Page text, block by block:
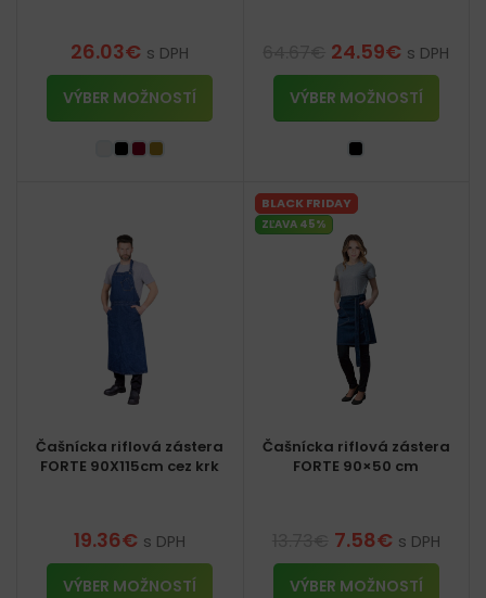
26.03€ s DPH
VÝBER MOŽNOSTÍ
24.59€ s DPH
VÝBER MOŽNOSTÍ
Čašnícka riflová zástera
FORTE 90X115cm cez krk
19.36€ s DPH
VÝBER MOŽNOSTÍ
BLACK FRIDAY
ZĽAVA 45%
Čašnícka riflová zástera
FORTE 90×50 cm
7.58€ s DPH
VÝBER MOŽNOSTÍ